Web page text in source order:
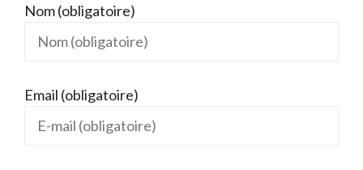
Nom (obligatoire)
Email (obligatoire)